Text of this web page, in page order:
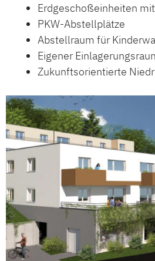
Erdgeschoßeinheiten
PKW-Abstellplätze
Abstellraum für
Eigener
Zukunftsorientierte